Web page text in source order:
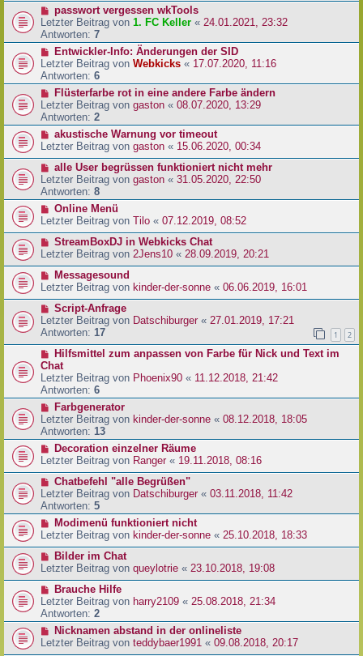
passwort vergessen wkTools
Letzter Beitrag von 1. FC Keller « 24.01.2021, 23:32
Antworten: 7
Entwickler-Info: Änderungen der SID
Letzter Beitrag von Webkicks « 17.07.2020, 11:16
Antworten: 6
Flüsterfarbe rot in eine andere Farbe ändern
Letzter Beitrag von gaston « 08.07.2020, 13:29
Antworten: 2
akustische Warnung vor timeout
Letzter Beitrag von gaston « 15.06.2020, 00:34
alle User begrüssen funktioniert nicht mehr
Letzter Beitrag von gaston « 31.05.2020, 22:50
Antworten: 8
Online Menü
Letzter Beitrag von Tilo « 07.12.2019, 08:52
StreamBoxDJ in Webkicks Chat
Letzter Beitrag von 2Jens10 « 28.09.2019, 20:21
Messagesound
Letzter Beitrag von kinder-der-sonne « 06.06.2019, 16:01
Script-Anfrage
Letzter Beitrag von Datschiburger « 27.01.2019, 17:21
Antworten: 17 1 2
Hilfsmittel zum anpassen von Farbe für Nick und Text im
Chat
Letzter Beitrag von Phoenix90 « 11.12.2018, 21:42
Antworten: 6
Farbgenerator
Letzter Beitrag von kinder-der-sonne « 08.12.2018, 18:05
Antworten: 13
Decoration einzelner Räume
Letzter Beitrag von Ranger« 19.11.2018, 08:16
Chatbefehl "alle Begrüßen"
Letzter Beitrag von Datschiburger « 03.11.2018, 11:42
Antworten: 5
Modimenü funktioniert nicht
Letzter Beitrag von kinder-der-sonne « 25.10.2018, 18:33
Bilder im Chat
Letzter Beitrag von queylotrie « 23.10.2018, 19:08
Brauche Hilfe
Letzter Beitrag von harry2109 « 25.08.2018, 21:34
Antworten: 2
Nicknamen abstand in der onlineliste
Letzter Beitrag von teddybaer1991 « 09.08.2018, 20:17